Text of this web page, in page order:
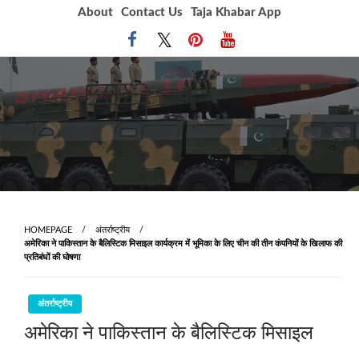
About Contact Us Taja Khabar App
HOMEPAGE
अंतर्राष्ट्रीय
अमेरिका ने पाकिस्तान के बैलिस्टिक मिसाइल कार्यक्रम में भूमिका के लिए चीन की तीन कंपनियों के खिलाफ की
प्रतिबंधों की घोषणा
अंतर्राष्ट्रीय
अमेरिका ने पाकिस्तान के बैलिस्टिक मिसाइल